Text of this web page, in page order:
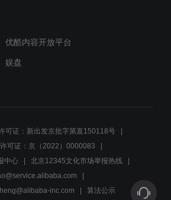
龙门村的故事 精彩片段,厉
01:08
龙门村的故事 经典时刻,非
常好看
优酷内容开放平台
娱盘
可证：新出发京批字第直150118号
可证：京（2022）0000083
中心
北京12345文化市场举报热线
inc.com 算法公示